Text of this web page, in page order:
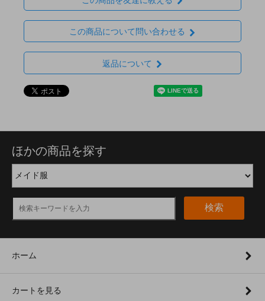
この商品について問い合わせる
返品について
ほかの商品を探す
検索
ホーム
カートを見る